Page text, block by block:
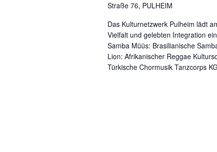
Straße 76, PULHEIM
Das Kulturnetzwerk Pulheim lädt
Vielfalt und gelebten Integration
Samba Müüs: Brasilianische
Lion: Afrikanischer Reggae
Türkische Chormusik Tanzcorps